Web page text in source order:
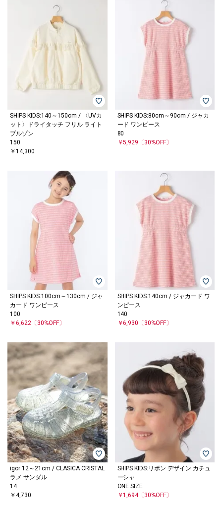
SHIPS KIDS:140～150cm / 〈UVカ
ット〉ドライタッチ フリル ライト
ブルゾン
150
￥14,300
SHIPS KIDS:80cm～90cm / ジャカ
ード ワンピース
80
￥5,929 〔30%OFF〕
SHIPS KIDS:100cm～130cm / ジャ
カード ワンピース
100
￥6,622〔30%OFF〕
SHIPS KIDS:140cm / ジャカード ワ
ンピース
140
￥6,930 〔30%OFF〕
igor:12～21cm / CLASICA CRISTAL
ラメ サンダル
14
￥4,730
SHIPS KIDS:リボン デザイン カチュ
ーシャ
ONE SIZE
￥1,694〔30%OFF〕